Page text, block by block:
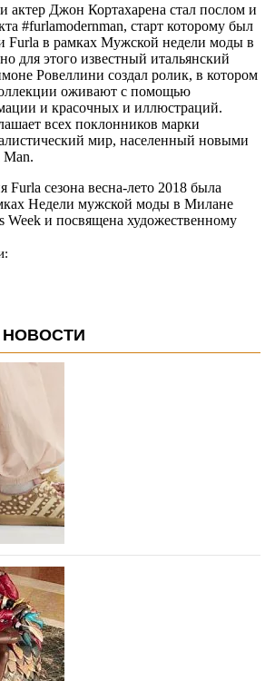
актер Джон Кортахарена стал послом и
#furlamodernman, старт которому был
Furla в рамках Мужской недели моды в
для этого известный итальянский
Ровеллини создал ролик, в котором
оживают с помощью
и красочных и иллюстраций.
всех поклонников марки
мир, населенный новыми
Furla сезона весна-лето 2018 была
Недели мужской моды в Милане
Week и посвящена художественному
Adidas Samba в
шкуру оленя
принтов в дизайне
Samba началось с выпуска